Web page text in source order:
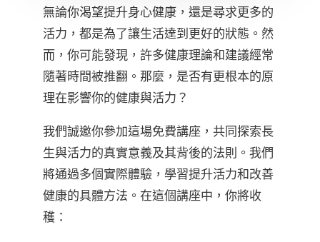
無論你渴望提升身心健康，還是尋求更多的
活力，都是為了讓生活達到更好的狀態。然
而，你可能發現，許多健康理論和建議經常
隨著時間被推翻。那麼，是否有更根本的原
理在影響你的健康與活力？
我們誠邀你參加這場免費講座，共同探索長
生與活力的真實意義及其背後的法則。我們
將通過多個實際體驗，學習提升活力和改善
健康的具體方法。在這個講座中，你將收
穫：